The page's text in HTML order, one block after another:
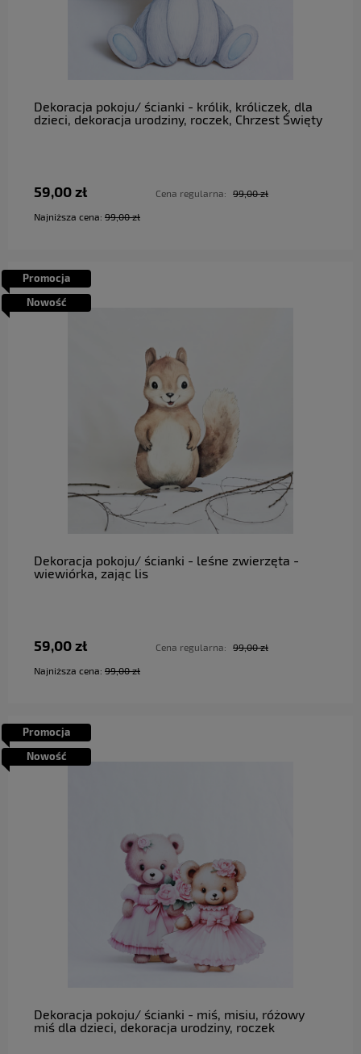
Dekoracja pokoju/ ścianki - królik, króliczek, dla
dzieci, dekoracja urodziny, roczek, Chrzest Święty
59,00 zł Cena regularna: 99,00 zł
Najniższa cena: 99,00 zł
do koszyka
Dekoracja pokoju/ ścianki - leśne zwierzęta -
wiewiórka, zając lis
59,00 zł Cena regularna: 99,00 zł
Najniższa cena: 99,00 zł
do koszyka
Promocja
Nowość
Dekoracja pokoju/ ścianki - miś, misiu, różowy
miś dla dzieci, dekoracja urodziny, roczek
do koszyka
Promocja
Nowość